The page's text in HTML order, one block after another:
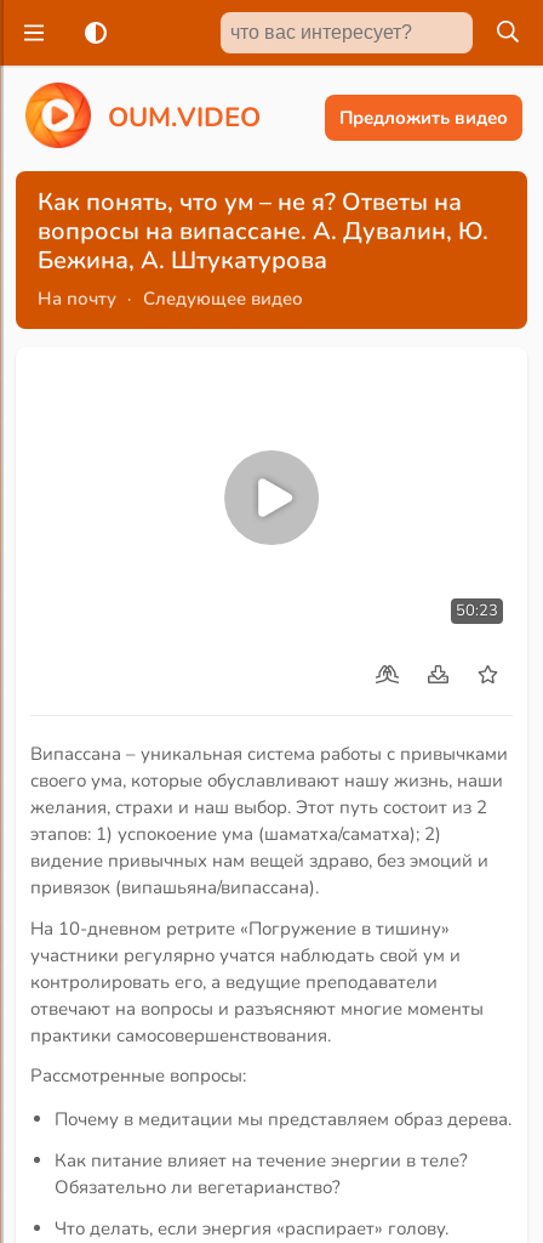
OUM.VIDEO Предложить видео
Как понять, что ум – не я? Ответы на
вопросы на випассане. А. Дувалин, Ю.
Бежина, А. Штукатурова
На почту · Следующее видео
50:23
Випассана – уникальная система работы с привычками
своего ума, которые обуславливают нашу жизнь, наши
желания, страхи и наш выбор. Этот путь состоит из 2
этапов: 1) успокоение ума (шаматха/саматха); 2)
видение привычных нам вещей здраво, без эмоций и
привязок (випашьяна/випассана).
На 10-дневном ретрите «Погружение в тишину»
участники регулярно учатся наблюдать свой ум и
контролировать его, а ведущие преподаватели
отвечают на вопросы и разъясняют многие моменты
практики самосовершенствования.
Рассмотренные вопросы:
Почему в медитации мы представляем образ дерева.
Как питание влияет на течение энергии в теле?
Обязательно ли вегетарианство?
Что делать, если энергия «распирает» голову.